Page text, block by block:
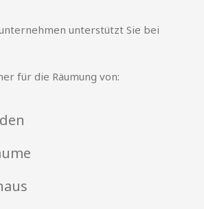
unterstützt Sie bei
für die Räumung von: